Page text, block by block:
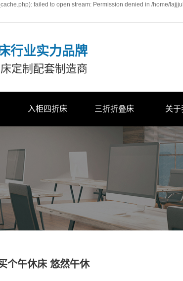
failed to open stream: Permission denied in /home/
行业实力品牌
定制配套制造商
入柜四折床 三折折叠床 关于
个午休床 悠然午休